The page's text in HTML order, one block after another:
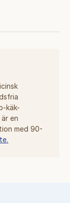
käk-
en
med 90-